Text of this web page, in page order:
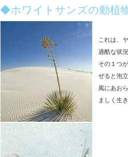
◆ホワイトサンズの動植
これは、
過酷な状
その１つ
ぜると泡
風にあお
ましく生